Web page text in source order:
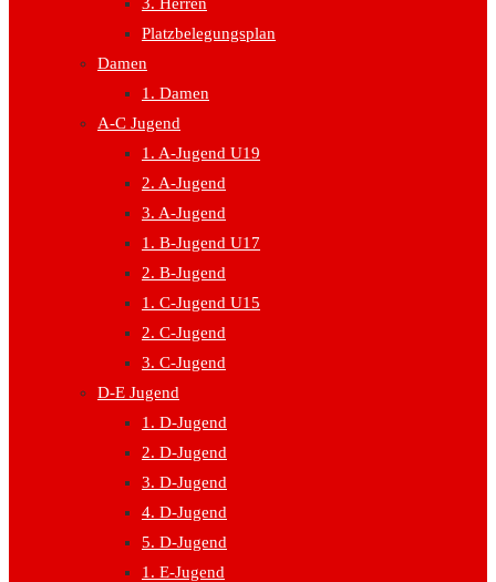
Platzbelegungsplan
Damen
1. Damen
A-C Jugend
1. A-Jugend U19
2. A-Jugend
3. A-Jugend
1. B-Jugend U17
2. B-Jugend
1. C-Jugend U15
2. C-Jugend
3. C-Jugend
D-E Jugend
1. D-Jugend
2. D-Jugend
3. D-Jugend
4. D-Jugend
5. D-Jugend
1. E-Jugend